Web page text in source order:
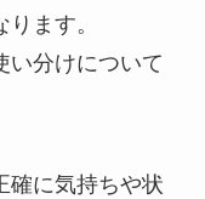
ます。
い分けについて
確に気持ちや状